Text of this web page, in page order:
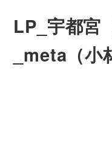
LP_宇都宮
_meta（小